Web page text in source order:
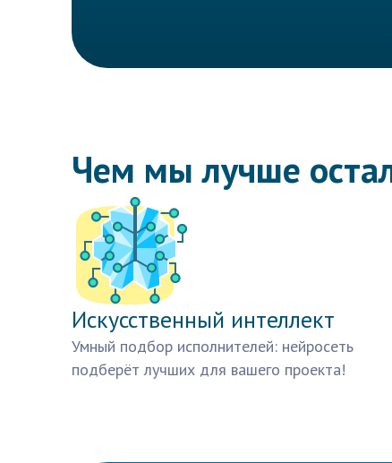
Чем мы лучше
Искусственный интеллект
Умный подбор исполнителей: нейросеть
подберёт лучших для вашего проекта!